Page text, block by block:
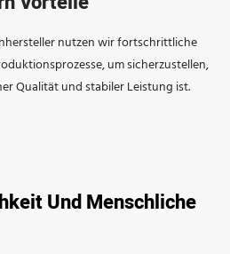
nutzen wir fortschrittliche
um sicherzustellen,
Qualität und stabiler Leistung ist.
Und Menschliche